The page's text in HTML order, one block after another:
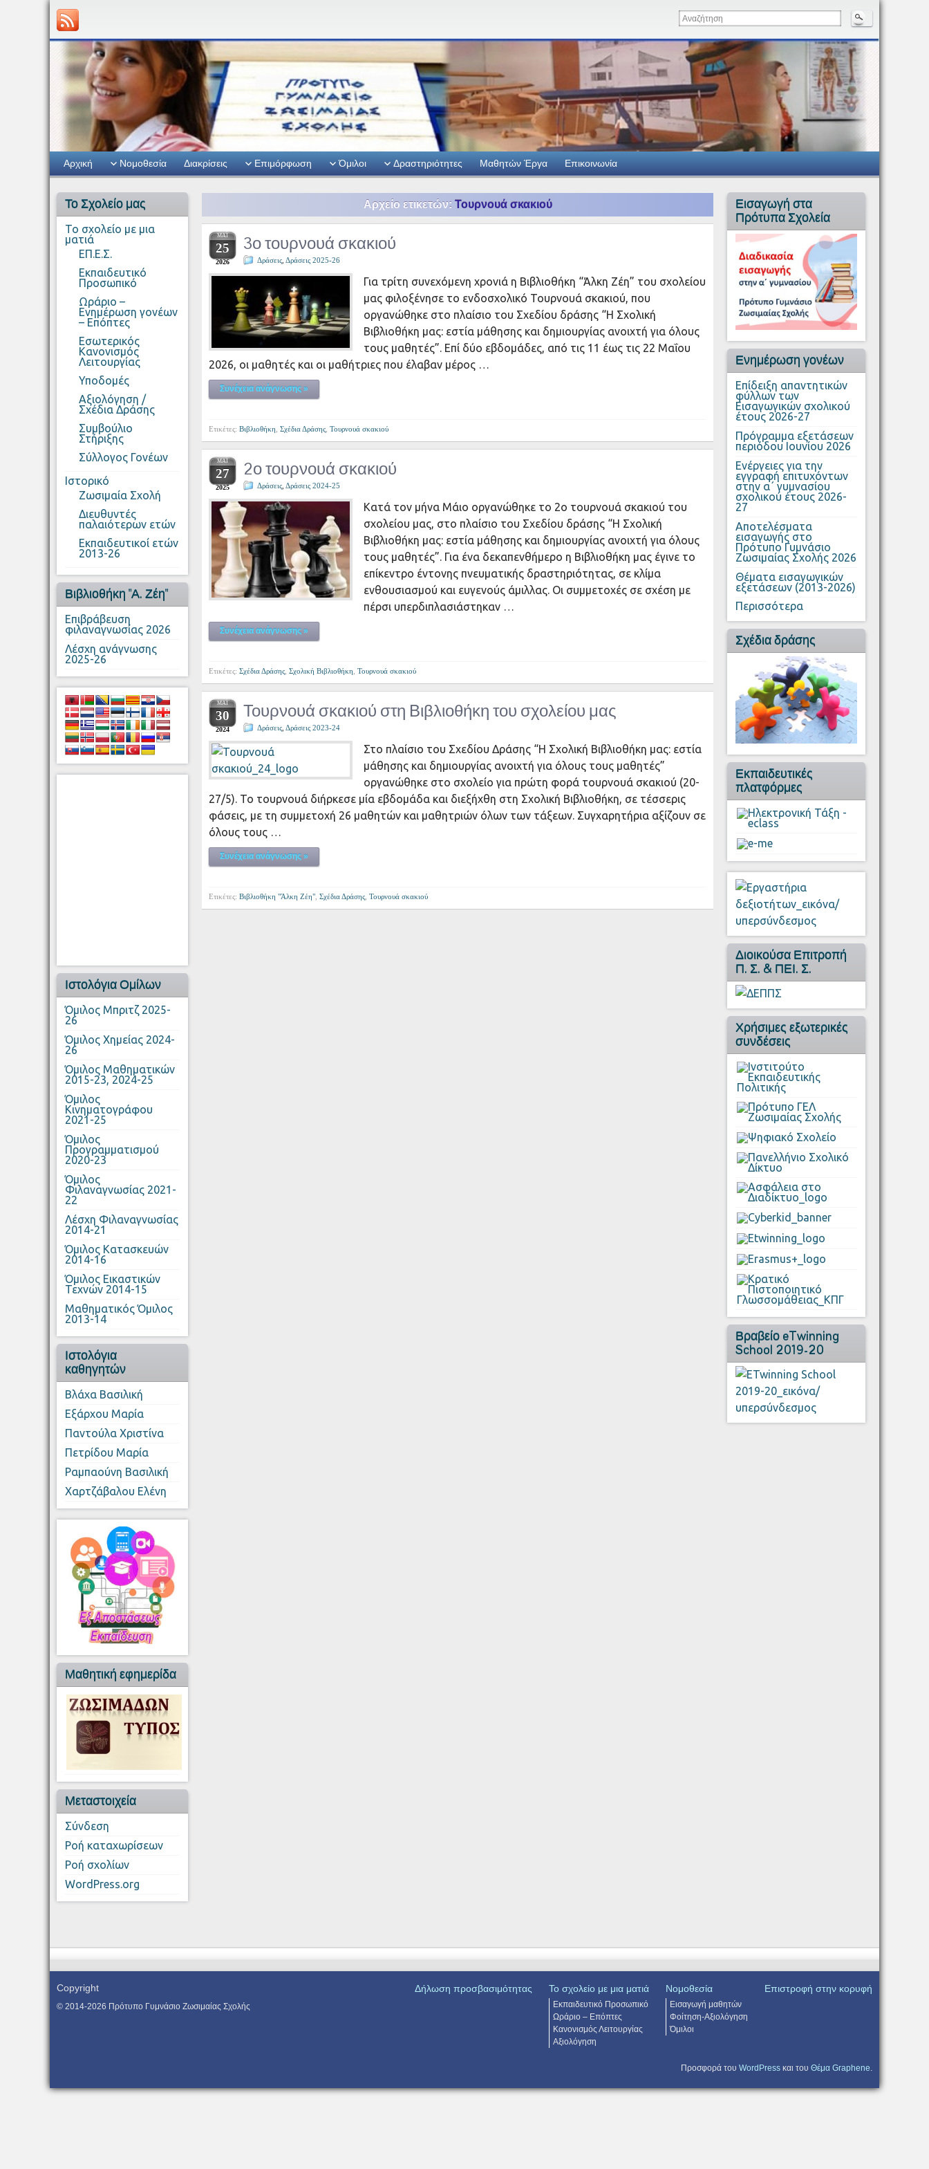
Αρχική Νομοθεσία Διακρίσεις Επιμόρφωση Όμιλοι Δραστηριότητες Μαθητών Έργα Επικοινωνία
Το Σχολείο μας
Το σχολείο με μια
ματιά
ΕΠ.Ε.Σ.
Εκπαιδευτικό
Προσωπικό
Ωράριο –
Ενημέρωση γονέων
– Επόπτες
Εσωτερικός
Κανονισμός
Λειτουργίας
Υποδομές
Αξιολόγηση /
Σχέδια Δράσης
Συμβούλιο
Στήριξης
Σύλλογος Γονέων
Ιστορικό
Ζωσιμαία Σχολή
Διευθυντές
παλαιότερων ετών
Εκπαιδευτικοί ετών
2013-26
Βιβλιοθήκη "Α. Ζέη"
Επιβράβευση
φιλαναγνωσίας 2026
Λέσχη ανάγνωσης
2025-26
Ιστολόγια Ομίλων
Όμιλος Μπριτζ 2025-
26
Όμιλος Χημείας 2024-
26
Όμιλος Μαθηματικών
2015-23, 2024-25
Όμιλος
Κινηματογράφου
2021-25
Όμιλος
Προγραμματισμού
2020-23
Όμιλος
Φιλαναγνωσίας 2021-
22
Λέσχη Φιλαναγνωσίας
2014-21
Όμιλος Κατασκευών
2014-16
Όμιλος Εικαστικών
Τεχνών 2014-15
Μαθηματικός Όμιλος
2013-14
Ιστολόγια
καθηγητών
Βλάχα Βασιλική
Εξάρχου Μαρία
Παντούλα Χριστίνα
Πετρίδου Μαρία
Ραμπαούνη Βασιλική
Χαρτζάβαλου Ελένη
Μαθητική εφημερίδα
Μεταστοιχεία
Σύνδεση
Ροή καταχωρίσεων
Ροή σχολίων
WordPress.org
Αρχείο ετικετών: Τουρνουά σκακιού
ΜΆΙ
25
2026
3ο τουρνουά σκακιού
Δράσεις Δράσεις 2025-26
Για τρίτη συνεχόμενη χρονιά η Βιβλιοθήκη “Άλκη Ζέη” του σχολείου
μας φιλοξένησε το ενδοσχολικό Τουρνουά σκακιού, που
οργανώθηκε στο πλαίσιο του Σχεδίου δράσης “Η Σχολική
Βιβλιοθήκη μας: εστία μάθησης και δημιουργίας ανοιχτή για όλους
τους μαθητές”. Επί δύο εβδομάδες, από τις 11 έως τις 22 Μαΐου
2026, οι μαθητές και οι μαθήτριες που έλαβαν μέρος …
Συνέχεια ανάγνωσης »
Ετικέτες: Βιβλιοθήκη Σχέδια Δράσης Τουρνουά σκακιού
ΜΆΙ
27
2025
2ο τουρνουά σκακιού
Δράσεις Δράσεις 2024-25
Κατά τον μήνα Μάιο οργανώθηκε το 2ο τουρνουά σκακιού του
σχολείου μας, στο πλαίσιο του Σχεδίου δράσης “Η Σχολική
Βιβλιοθήκη μας: εστία μάθησης και δημιουργίας ανοιχτή για όλους
τους μαθητές”. Για ένα δεκαπενθήμερο η Βιβλιοθήκη μας έγινε το
επίκεντρο έντονης πνευματικής δραστηριότητας, σε κλίμα
ενθουσιασμού και ευγενούς άμιλλας. Οι συμμετοχές σε σχέση με
πέρσι υπερδιπλασιάστηκαν …
Συνέχεια ανάγνωσης »
Ετικέτες: Σχέδια Δράσης Σχολική Βιβλιοθήκη Τουρνουά σκακιού
ΜΆΙ
30
2024
Τουρνουά σκακιού στη Βιβλιοθήκη του σχολείου μας
Δράσεις Δράσεις 2023-24
Στο πλαίσιο του Σχεδίου Δράσης “Η Σχολική Βιβλιοθήκη μας: εστία
μάθησης και δημιουργίας ανοιχτή για όλους τους μαθητές”
οργανώθηκε στο σχολείο για πρώτη φορά τουρνουά σκακιού (20-
27/5). Το τουρνουά διήρκεσε μία εβδομάδα και διεξήχθη στη Σχολική Βιβλιοθήκη, σε τέσσερις
φάσεις, με τη συμμετοχή 26 μαθητών και μαθητριών όλων των τάξεων. Συγχαρητήρια αξίζουν σε
όλους τους …
Συνέχεια ανάγνωσης »
Ετικέτες: Βιβλιοθήκη "Άλκη Ζέη" Σχέδια Δράσης Τουρνουά σκακιού
Εισαγωγή στα
Πρότυπα Σχολεία
Ενημέρωση γονέων
Επίδειξη απαντητικών
φύλλων των
Εισαγωγικών σχολικού
έτους 2026-27
Πρόγραμμα εξετάσεων
περιόδου Ιουνίου 2026
Ενέργειες για την
εγγραφή επιτυχόντων
στην α΄ γυμνασίου
σχολικού έτους 2026-
27
Αποτελέσματα
εισαγωγής στο
Πρότυπο Γυμνάσιο
Ζωσιμαίας Σχολής 2026
Θέματα εισαγωγικών
εξετάσεων (2013-2026)
Περισσότερα
Σχέδια δράσης
Εκπαιδευτικές
πλατφόρμες
Διοικούσα Επιτροπή
Π. Σ. & ΠΕΙ. Σ.
Χρήσιμες εξωτερικές
συνδέσεις
Βραβείο eTwinning
School 2019-20
Copyright
© 2014-2026 Πρότυπο Γυμνάσιο Ζωσιμαίας Σχολής
Δήλωση προσβασιμότητας Το σχολείο με μια ματιά
Εκπαιδευτικό Προσωπικό
Ωράριο – Επόπτες
Κανονισμός Λειτουργίας
Αξιολόγηση
Νομοθεσία
Εισαγωγή μαθητών
Φοίτηση-Αξιολόγηση
Όμιλοι
Επιστροφή στην κορυφή
Προσφορά του WordPress και του Θέμα Graphene